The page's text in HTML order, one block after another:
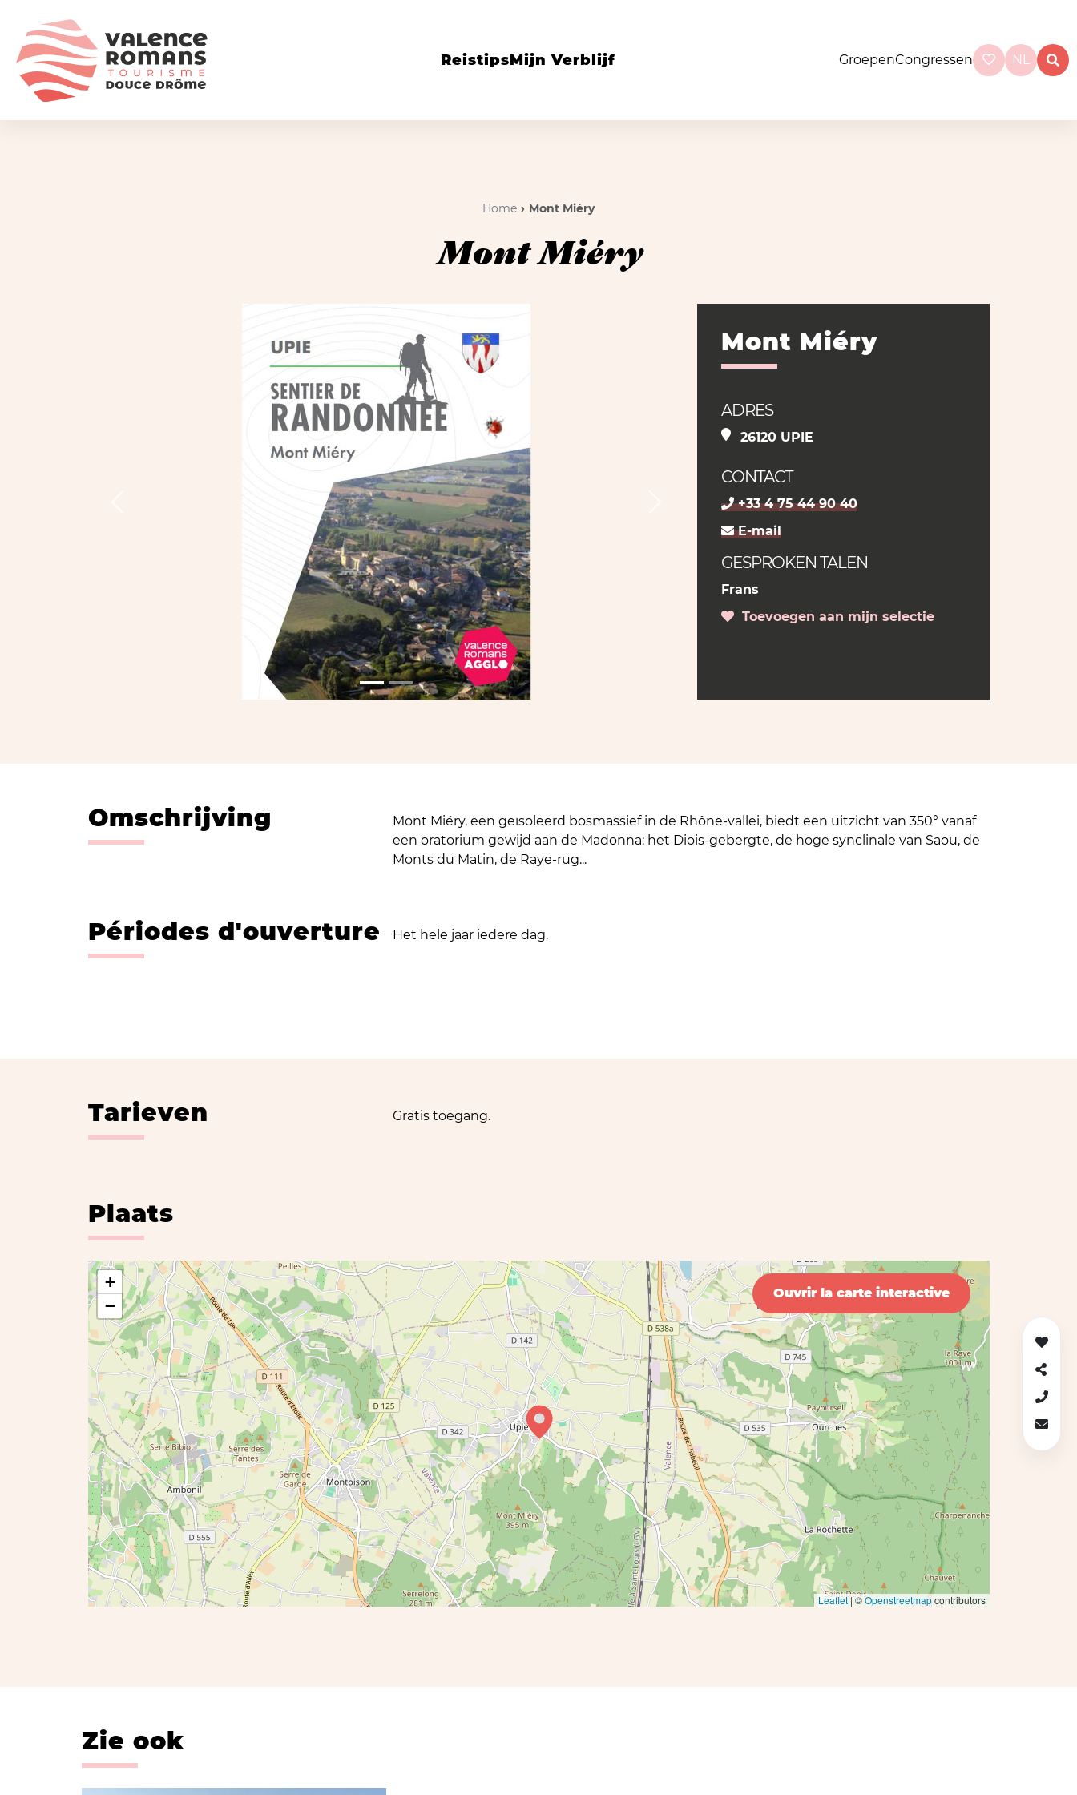
ReistipsMijn Verblijf GroepenCongressen NL
Home Mont Miéry
Mont Miéry
Mont Miéry
ADRES
26120 UPIE
CONTACT
+33 4 75 44 90 40
E-mail
GESPROKEN TALEN
Frans
Toevoegen aan mijn selectie
Omschrijving
Mont Miéry, een geïsoleerd bosmassief in de Rhône-vallei, biedt een uitzicht van 350° vanaf
een oratorium gewijd aan de Madonna: het Diois-gebergte, de hoge synclinale van Saou, de
Monts du Matin, de Raye-rug...
Périodes d'ouverture Het hele jaar iedere dag.
Tarieven Gratis toegang.
Plaats
Ouvrir la carte interactive
+
−
Leaflet| ©Openstreetmapcontributors
Zie ook